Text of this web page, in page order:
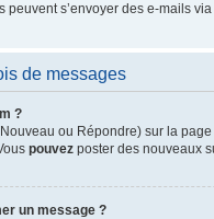
peuvent s’envoyer des e-mails
de messages
?
ou Répondre) sur la
pouvez poster des nouveaux
un message ?